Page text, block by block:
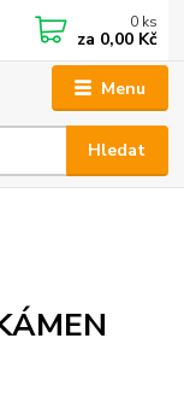
Menu
Hledat
0 ks
za 0,00 Kč